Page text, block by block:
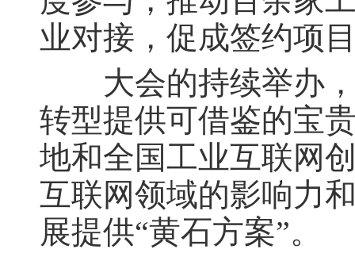
业对接，促成签约项
大会的持续举办，
转型提供可借鉴的宝
地和全国工业互联网
互联网领域的影响力
展提供“黄石方案”。